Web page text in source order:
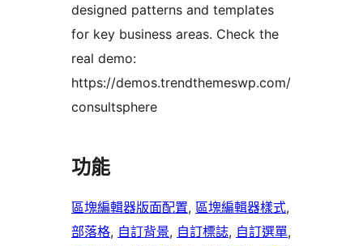
designed patterns and templates
for key business areas. Check the
real demo:
https://demos.trendthemeswp.com/
consultsphere
功能
區塊編輯器版面配置, 區塊編輯器樣式
部落格, 自訂背景, 自訂標誌, 自訂選單